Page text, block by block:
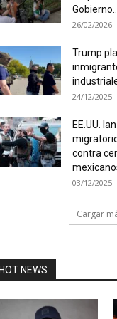
Gobierno...
26/02/2026
Trump
24/12/2025
EE.UU.
contra
03/12/2025
Cargar
NEWS